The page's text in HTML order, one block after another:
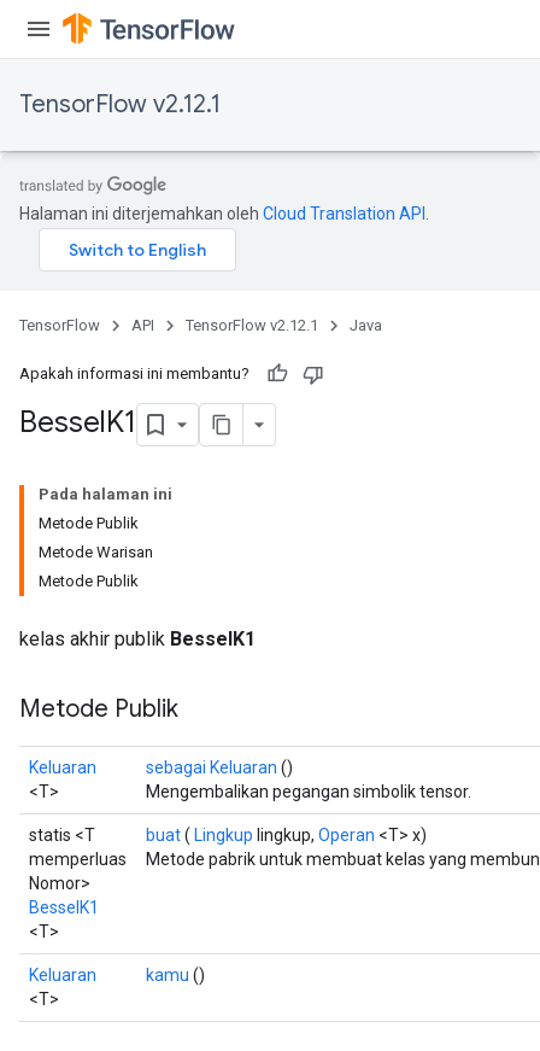
TensorFlow v2.12.1
Halaman ini diterjemahkan oleh Cloud Translation API
TensorFlow API TensorFlow v2.12.1 Java
Apakah informasi ini membantu?
BesselK1
Pada halaman ini
Metode Publik
Metode Warisan
Metode Publik
kelas akhir publik BesselK1
Metode Publik
Keluaran
<T>
sebagai Keluaran ()
Mengembalikan pegangan simbolik tensor.
statis <T
memperluas
Nomor>
BesselK1
<T>
buat( Lingkup lingkup, Operan <T> x)
Metode pabrik untuk membuat kelas yang
Keluaran
<T>
kamu ()